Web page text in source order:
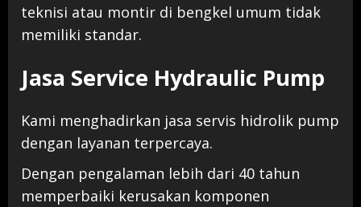
teknisi atau montir di bengkel umum tidak
memiliki standar.
Jasa Service Hydraulic Pump
Kami menghadirkan jasa servis hidrolik pump
dengan layanan terpercaya.
Dengan pengalaman lebih dari 40 tahun
memperbaiki kerusakan komponen